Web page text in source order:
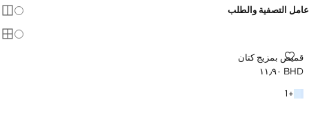
عامل التصفية والطلب
قميص بمزيج كتان
قميص بمزيج كتان
السعر الحالي [BHD ١١٫٩٠ ]
BHD ١١٫٩٠
+
1
+ لون آخر